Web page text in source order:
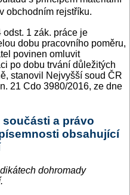
obchodním rejstříku.
odst. 1 zák. práce je
dobu pracovního poměru,
povinen omluvit
po dobu trvání důležitých
stanovil Nejvyšší soud ČR
21 Cdo 3980/2016, ze dne
a právo
obsahující
dohromady